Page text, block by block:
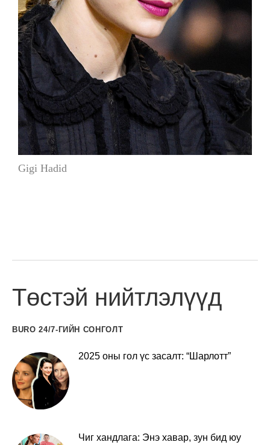
Gigi Hadid
Төстэй нийтлэлүүд
BURO 24/7-ГИЙН СОНГОЛТ
2025 оны гол үс засалт: “Шарлотт”
Чиг хандлага: Энэ хавар, зун бид юу